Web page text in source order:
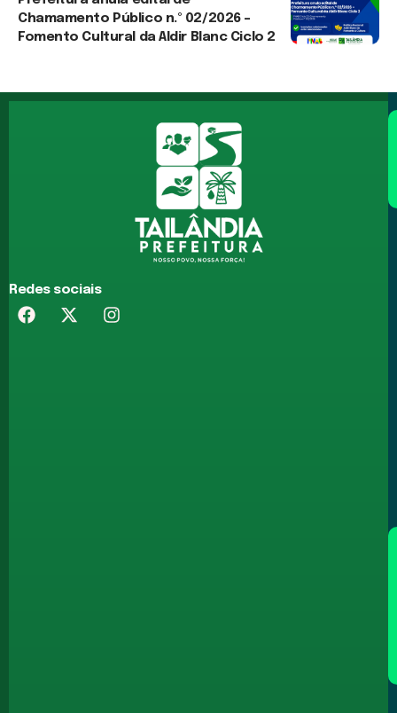
Chamamento Público n.º 02/2026 –
Fomento Cultural da Aldir Blanc Ciclo 2
Redes sociais